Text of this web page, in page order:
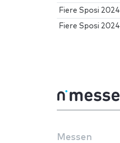
Fiere Sposi 2024
Fiere Sposi 2024
Messen